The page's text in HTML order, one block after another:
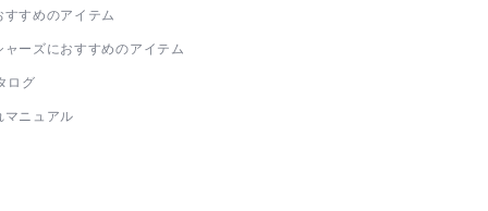
すすめのアイテム
ャーズにおすすめのアイテム
ログ
マニュアル